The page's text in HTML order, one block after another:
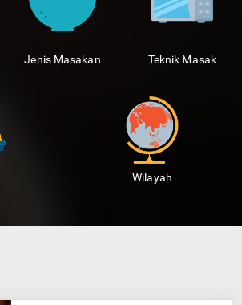
Jenis Masakan Teknik Masak
Wilayah